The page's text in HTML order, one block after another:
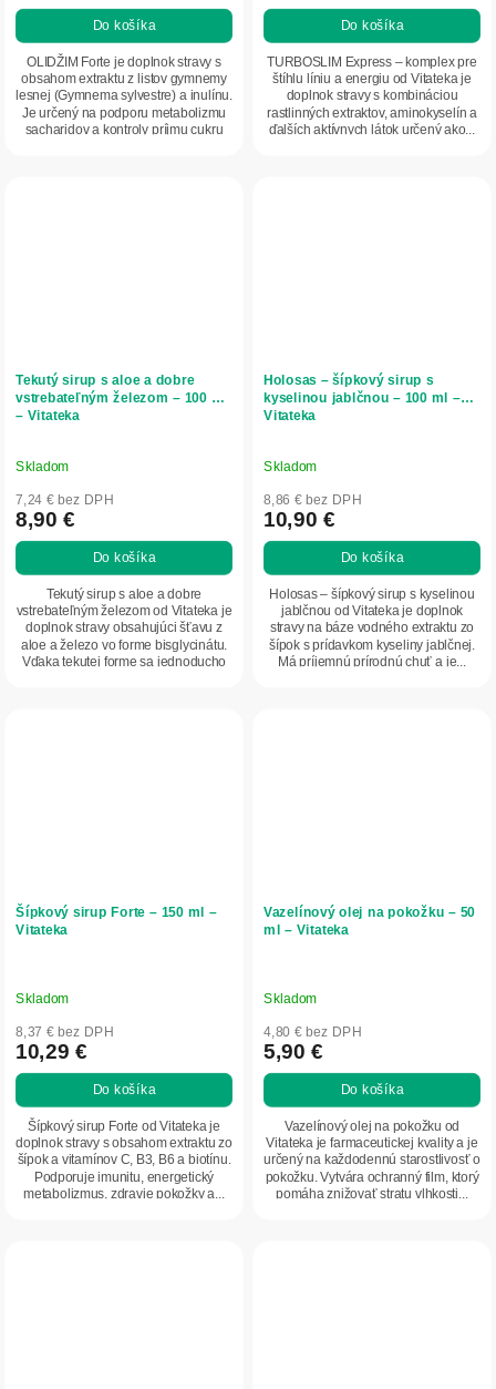
Do košíka
OLIDŽIM Forte je doplnok stravy s
obsahom extraktu z listov gymnemy
lesnej (Gymnema sylvestre) a inulínu.
Je určený na podporu metabolizmu
sacharidov a kontroly príjmu cukru
Do košíka
TURBOSLIM Express – komplex pre
štíhlu líniu a energiu od Vitateka je
doplnok stravy s kombináciou
rastlinných extraktov, aminokyselín a
ďalších aktívnych látok určený ako...
Tekutý sirup s aloe a dobre
vstrebateľným železom – 100 ml
– Vitateka
Skladom
7,24 € bez DPH
8,90 €
Do košíka
Tekutý sirup s aloe a dobre
vstrebateľným železom od Vitateka je
doplnok stravy obsahujúci šťavu z
aloe a železo vo forme bisglycinátu.
Vďaka tekutej forme sa jednoducho
Holosas – šípkový sirup s
kyselinou jablčnou – 100 ml –
Vitateka
Skladom
8,86 € bez DPH
10,90 €
Do košíka
Holosas – šípkový sirup s kyselinou
jablčnou od Vitateka je doplnok
stravy na báze vodného extraktu zo
šípok s prídavkom kyseliny jablčnej.
Má príjemnú prírodnú chuť a je...
Šípkový sirup Forte – 150 ml –
Vitateka
Skladom
8,37 € bez DPH
10,29 €
Do košíka
Šípkový sirup Forte od Vitateka je
doplnok stravy s obsahom extraktu zo
šípok a vitamínov C, B3, B6 a biotínu.
Podporuje imunitu, energetický
metabolizmus, zdravie pokožky a...
Vazelínový olej na pokožku – 50
ml – Vitateka
Skladom
4,80 € bez DPH
5,90 €
Do košíka
Vazelínový olej na pokožku od
Vitateka je farmaceutickej kvality a je
určený na každodennú starostlivosť o
pokožku. Vytvára ochranný film, ktorý
pomáha znižovať stratu vlhkosti...